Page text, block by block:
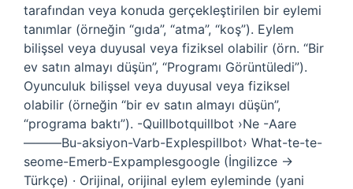
tarafından veya konuda gerçekleştirilen bir eylemi
tanımlar (örneğin “gıda”, “atma”, “koş”). Eylem
bilişsel veya duyusal veya fiziksel olabilir (örn. “Bir
ev satın almayı düşün”, “Programı Görüntüledi”).
Oyunculuk bilişsel veya duyusal veya fiziksel
olabilir (örneğin “bir ev satın almayı düşün”,
“programa baktı”). -Quillbotquillbot ›Ne -Aare
———Bu-aksiyon-Varb-Explespillbot› What-te-te-
seome-Emerb-Expamplesgoogle (İngilizce →
Türkçe) · Orijinal, orijinal eylem eyleminde (yani